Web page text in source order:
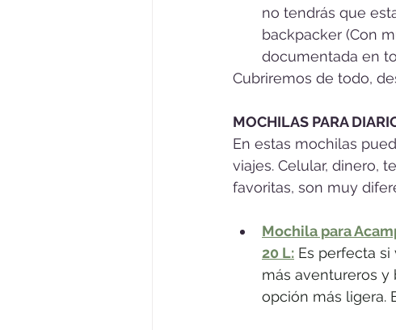
no tendrás que
backpacker (Con
documentada en
Cubriremos de todo,
MOCHILAS PARA
En estas mochilas
viajes. Celular, dinero,
favoritas, son muy
Mochila para
20 L: Es perfecta si
más aventureros y
opción más ligera.